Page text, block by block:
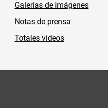
Galerías de imágenes
Notas de prensa
Totales vídeos